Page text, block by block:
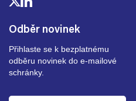
Odběr novinek
Přihlaste se k bezplatnému
odběru novinek do e-mailové
schránky.